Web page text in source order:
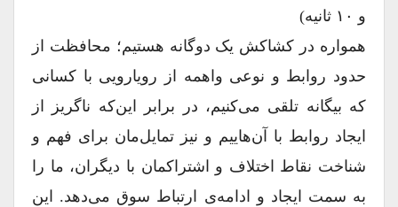
همواره در کشاکش یک دوگانه هستیم؛ محافظت از
حدود روابط و نوعی واهمه از رویارویی با کسانی
که بیگانه تلقی می‌کنیم، در برابر این‌که ناگریز از
ایجاد روابط با آن‌هاییم و نیز تمایل‌مان برای فهم و
شناخت نقاط اختلاف و اشتراکمان با دیگران، ما را
به سمت ایجاد و ادامه‌ی ارتباط سوق می‌دهد. این